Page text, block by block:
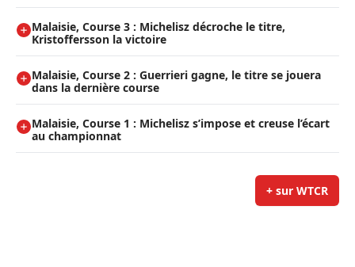
Malaisie, Course 3 : Michelisz décroche le titre,
Kristoffersson la victoire
Malaisie, Course 2 : Guerrieri gagne, le titre se jouera
dans la dernière course
Malaisie, Course 1 : Michelisz s’impose et creuse l’écart
au championnat
+ sur WTCR